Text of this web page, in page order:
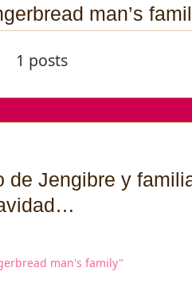
man’s
1 posts
de Jengibre y